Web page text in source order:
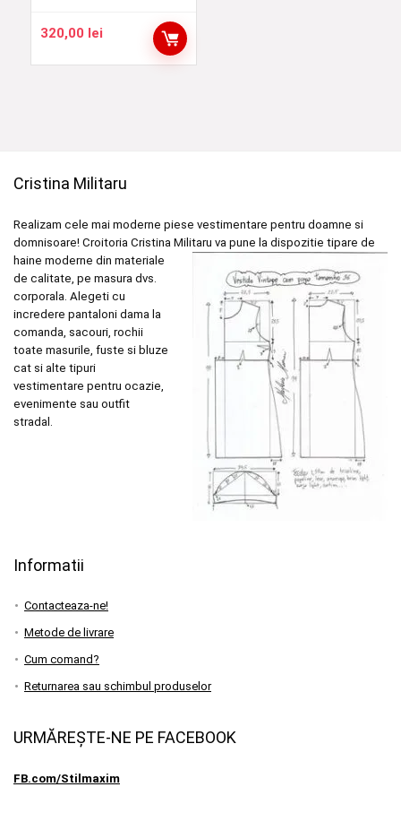
320,00 lei
Cristina Militaru
Realizam cele mai moderne piese vestimentare pentru doamne si
domnisoare! Croitoria Cristina Militaru va pune la dispozitie tipare de
haine moderne din materiale
de calitate, pe masura dvs.
corporala. Alegeti cu
incredere pantaloni dama la
comanda, sacouri, rochii
toate masurile, fuste si bluze
cat si alte tipuri
vestimentare pentru ocazie,
evenimente sau outfit
stradal.
Informatii
Contacteaza-ne!
Metode de livrare
Cum comand?
Returnarea sau schimbul produselor
URMĂREȘTE-NE PE FACEBOOK
FB.com/Stilmaxim